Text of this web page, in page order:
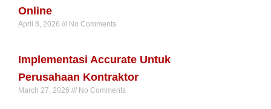
Online
April 8, 2026 No Comments
Implementasi Accurate Untuk
Perusahaan Kontraktor
March 27, 2026 No Comments